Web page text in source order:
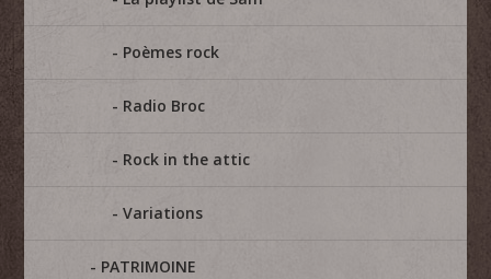
Poèmes rock
Radio Broc
Rock in the attic
Variations
PATRIMOINE